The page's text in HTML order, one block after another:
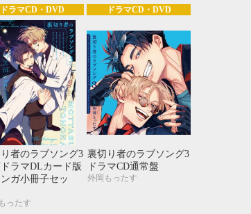
ドラマCD・DVD
者のラブソング3
ラマDLカード版
ンガ小冊子セッ
ったす
ドラマCD・DVD
裏切り者のラブソング3
ドラマCD通常盤
外岡もったす
FRI SAT
2
3
9
10
16
17
23
24
30 31